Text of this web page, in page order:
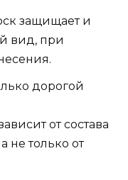
защищает и
вид, при
дорогой
от состава
не только от